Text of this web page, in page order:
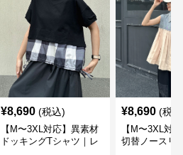
¥8,690 (税込)
【M〜3XL対応】異素材
ドッキングTシャツ｜レ
¥8,690 (税
【M〜3XL対
切替ノースリ